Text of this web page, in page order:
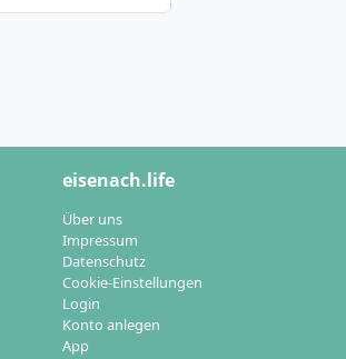
eisenach.life
Über uns
Impressum
Datenschutz
Cookie-Einstellungen
Login
Konto anlegen
App